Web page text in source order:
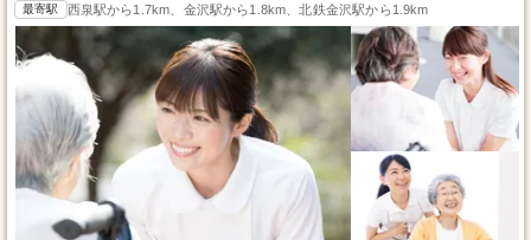
最寄駅 西泉駅から1.7km、金沢駅から1.8km、北鉄金沢駅から1.9km